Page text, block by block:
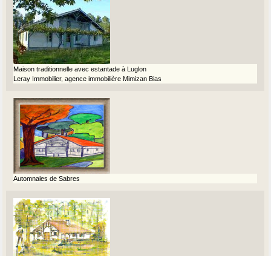
Maison traditionnelle avec estantade à Luglon
Leray Immobilier, agence immobilière Mimizan Bias
Automnales de Sabres